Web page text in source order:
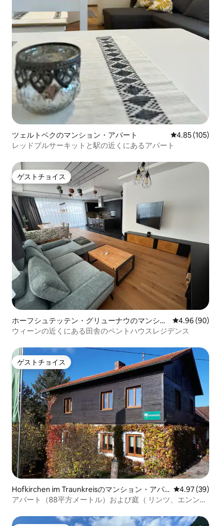
ツェルトベクのマンション・アパート レビュー105
4.85 (105)
レッドブルサーキットと駅の近くにあるアパート
ゲストチョイス
ゲストチョイス
ホーフシュテッテン・グリューナウのマンショ
ン・アパート
レビュー90件
4.96 (90)
ウィーンの近くにある田舎のペントハウスレジデンス
ゲストチョイス
ゲストチョイス
Hofkirchen im Traunkreisのマンション・アパ
ート
レビュー39
4.97 (39)
アパート（88平方メートル）および庭（ リンツ、エンンツ